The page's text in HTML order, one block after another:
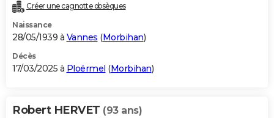
Créer une cagnotte obsèques
Naissance
28/05/1939 à Vannes (Morbihan)
Décès
17/03/2025 à Ploërmel (Morbihan)
Robert HERVET (93 ans)